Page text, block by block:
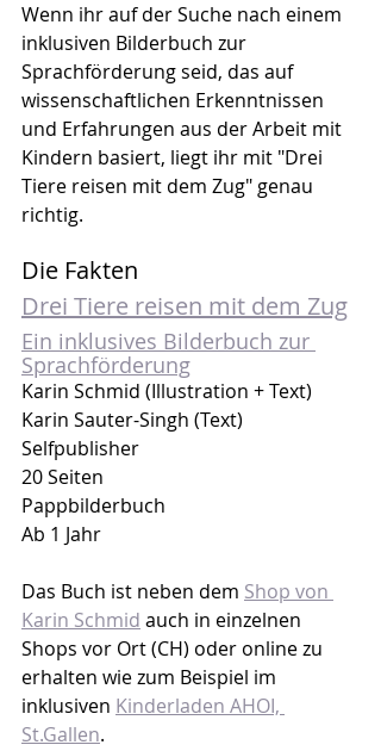
Wenn ihr auf der Suche nach einem
inklusiven Bilderbuch zur
Sprachförderung seid, das auf
wissenschaftlichen Erkenntnissen
und Erfahrungen aus der Arbeit mit
Kindern basiert, liegt ihr mit "Drei
Tiere reisen mit dem Zug" genau
richtig.
Die Fakten
Drei Tiere reisen mit dem Zug
Ein inklusives Bilderbuch zur
Sprachförderung
Karin Schmid (Illustration + Text)
Karin Sauter-Singh (Text)
Selfpublisher
20 Seiten
Pappbilderbuch
Ab 1 Jahr
Das Buch ist neben dem Shop von
Karin Schmid auch in einzelnen
Shops vor Ort (CH) oder online zu
erhalten wie zum Beispiel im
inklusiven Kinderladen AHOI,
St.Gallen.